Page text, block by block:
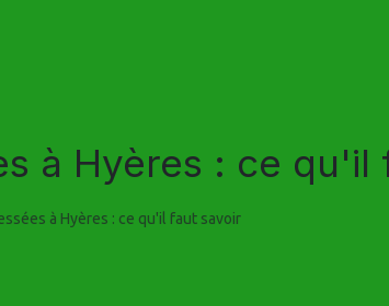
à Hyères : ce qu'il
à Hyères : ce qu'il faut savoir